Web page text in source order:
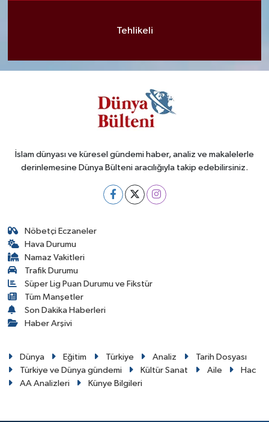
Tehlikeli
İslam dünyası ve küresel gündemi haber, analiz ve makalelerle
derinlemesine Dünya Bülteni aracılığıyla takip edebilirsiniz.
Nöbetçi Eczaneler
Hava Durumu
Namaz Vakitleri
Trafik Durumu
Süper Lig Puan Durumu ve Fikstür
Tüm Manşetler
Son Dakika Haberleri
Haber Arşivi
Dünya Eğitim Türkiye Analiz
Tarih Dosyası
Türkiye ve Dünya gündemi
Kültür Sanat Aile
Hac
AA Analizleri
Künye Bilgileri